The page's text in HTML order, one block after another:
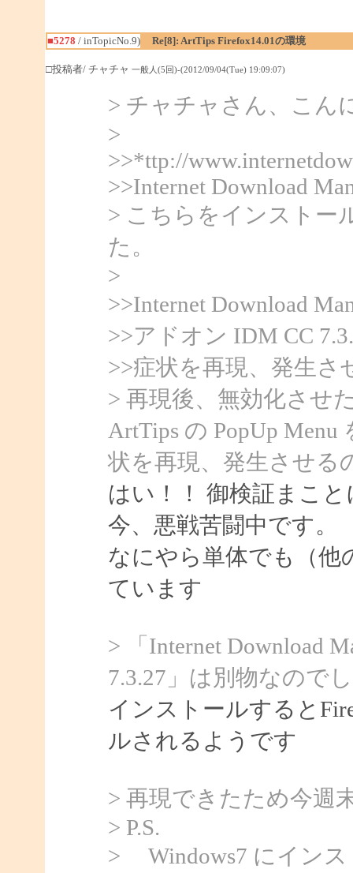
■5278 / inTopicNo.9) Re[8]: ArtTips Firefox14.01の環境
□投稿者/ チャチャ 一般人(5回)-(2012/09/04(Tue) 19:09:07)
> チャチャさん、こん
>
>>*ttp://
>>Internet Download
> こちらをインストー
た。
>
>>Internet Download
>>アドオン IDM CC
>>症状を再現、発生
> 再現後、無効化させ
ArtTips の PopUp
状を再現、発生させる
はい！！ 御検証まこ
今、悪戦苦闘中です。
なにやら単体でも（他
ています
> 「Internet Download
7.3.27」は別物なので
インストールすると
ルされるようです
> 再現できたため今週
> P.S.
> Windows7 にインス